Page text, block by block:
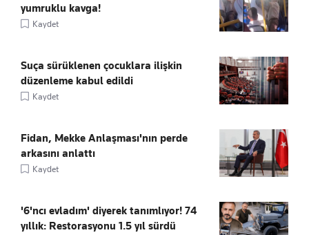
yumruklu kavga!
Kaydet
Suça sürüklenen çocuklara ilişkin
düzenleme kabul edildi
Kaydet
Fidan, Mekke Anlaşması'nın perde
arkasını anlattı
Kaydet
'6'ncı evladım' diyerek tanımlıyor! 74
yıllık: Restorasyonu 1.5 yıl sürdü